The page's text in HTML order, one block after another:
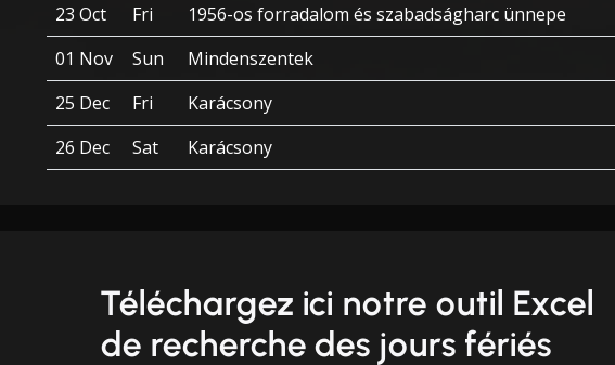
23 Oct
Fri
1956-os forradalom és szabadságharc ünnepe
01 Nov
Sun
Mindenszentek
25 Dec
Fri
Karácsony
26 Dec
Sat Karácsony
Téléchargez ici notre outil Excel
de recherche des jours fériés